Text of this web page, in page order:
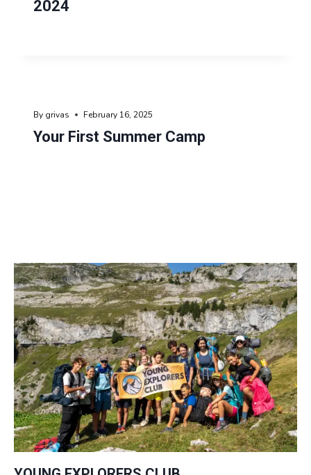
2024
Your First Summer Camp
By grivas February 16, 2025